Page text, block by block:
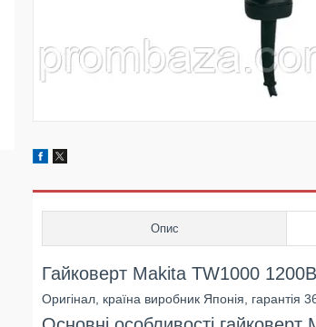
Опис
Гайковерт Makita TW1000
Оригінал, країна виробник Японія, гарантія